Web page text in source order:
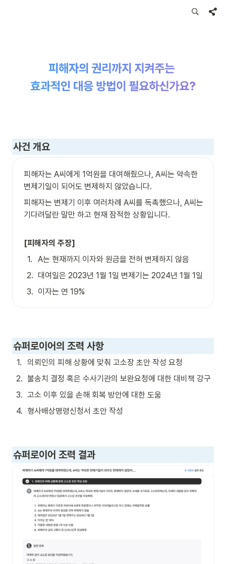
사건 개요
피해자는 A씨에게 1억원을 대여해줬으나, A씨는 약속한
변제기일이 되어도 변제하지 않았습니다.
피해자는 변제기 이후 여러차례 A씨를 독촉했으나, A씨는
기다려달란 말만 하고 현재 잠적한 상황입니다.
[피해자의 주장]
1.
A는 현재까지 이자와 원금을 전혀 변제하지 않음
2. 대여일은 2023년 1월 1일 변제기는 2024년 1월 1일
3. 이자는 연 19%
슈퍼로이어의 조력 사항
1.
의뢰인의 피해 상황에 맞춰 고소장 초안 작성 요청
2. 불송치 결정 혹은 수사기관의 보완요청에 대한 대비책 강구
3. 고소 이후 있을 손해 회복 방안에 대한 도움
4. 형사배상명령신청서 초안 작성
슈퍼로이어 조력 결과